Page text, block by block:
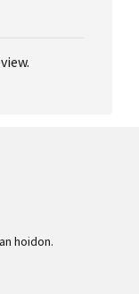
hoidon.